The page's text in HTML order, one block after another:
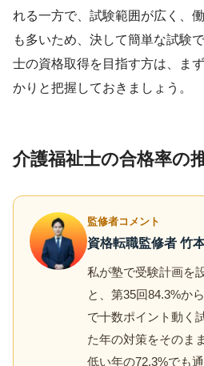
れる一方で、試験範囲が広く、
も多いため、決して簡単な試験
士の資格取得を目指す方は、ま
かりと把握しておきましょう。
介護福祉士の合格率の
監修者コメント
資格転職監修者 竹
私が塾で受験計画を
と、第35回84.3%か
で十数ポイント動く
た年の対策をそのま
低い年の72.3%でも